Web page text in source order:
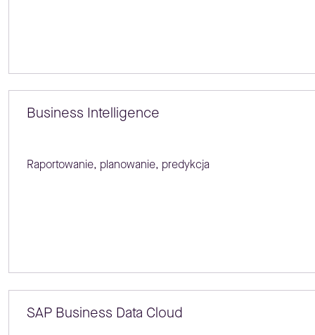
Business Intelligence
Raportowanie, planowanie, predykcja
SAP Business Data Cloud